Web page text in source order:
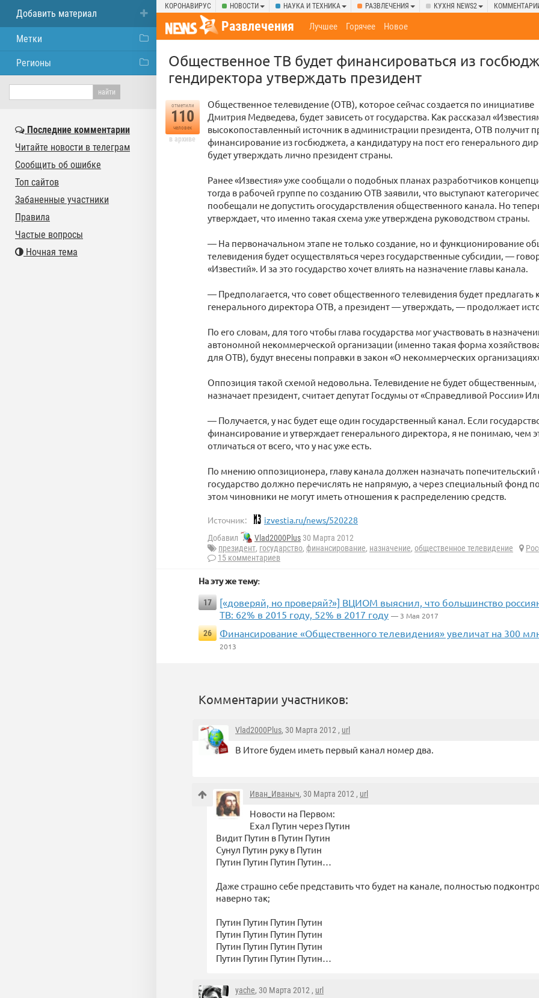
КОРОНАВИРУС НОВОСТИ НАУКА И ТЕХНИКА РАЗВЛЕЧЕНИЯ КУХНЯ NEWS2
Развлечения Лучшее Горячее Новое
Общественное ТВ будет финансироваться из
гендиректора утверждать президент
отметили
110
человек
в архиве
Общественное телевидение (ОТВ), которое сейчас создается по инициативе
Дмитрия Медведева, будет зависеть от государства. Как рассказал
высокопоставленный источник в администрации президента, ОТВ получит
финансирование из госбюджета, а кандидатуру на пост его генерального
будет утверждать лично президент страны.
Ранее «Известия» уже сообщали о подобных планах разработчиков
тогда в рабочей группе по созданию ОТВ заявили, что выступают
пообещали не допустить огосударствления общественного канала. Но
утверждает, что именно такая схема уже утверждена руководством страны.
— На первоначальном этапе не только создание, но и функционирование
телевидения будет осуществляться через государственные субсидии, —
«Известий». И за это государство хочет влиять на назначение главы канала.
— Предполагается, что совет общественного телевидения будет предлагать
генерального директора ОТВ, а президент — утверждать, — продолжает
По его словам, для того чтобы глава государства мог участвовать в
автономной некоммерческой организации (именно такая форма
для ОТВ), будут внесены поправки в закон «О некоммерческих
Оппозиция такой схемой недовольна. Телевидение не будет общественным,
назначает президент, считает депутат Госдумы от «Справедливой России»
— Получается, у нас будет еще один государственный канал. Если
финансирование и утверждает генерального директора, я не понимаю, чем
отличаться от всего, что у нас уже есть.
По мнению оппозиционера, главу канала должен назначать попечительский
государство должно перечислять не напрямую, а через специальный фонд
этом чиновники не могут иметь отношения к распределению средств.
Источник: izvestia.ru/news/520228
Добавил Vlad2000Plus 30 Марта 2012
президент, государство, финансирование, назначение, общественное телевидение
15 комментариев
На эту же тему:
17
[«доверяй, но проверяй?»] ВЦИОМ выяснил, что большинство
ТВ: 62% в 2015 году, 52% в 2017 году — 3 Мая 2017
26
Финансирование «Общественного телевидения» увеличат на 300
2013
Комментарии участников:
Vlad2000Plus, 30 Марта 2012 , url
В Итоге будем иметь первый канал номер два.
Иван_Иваныч, 30 Марта 2012 , url
Новости на Первом:
Ехал Путин через Путин
Видит Путин в Путин Путин
Сунул Путин руку в Путин
Путин Путин Путин Путин…
Даже страшно себе представить что будет на канале, полностью
наверно так;
Путин Путин Путин Путин
Путин Путин Путин Путин
Путин Путин Путин Путин
Путин Путин Путин Путин…
yache, 30 Марта 2012 , url
Добавить материал
Метки
Регионы
Последние комментарии
Читайте новости в телеграм
Сообщить об ошибке
Топ сайтов
Забаненные участники
Правила
Частые вопросы
Ночная тема